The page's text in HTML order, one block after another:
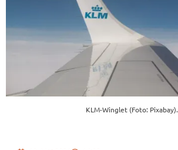
KLM-Winglet (Foto: Pixabay).